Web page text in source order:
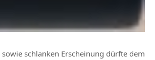
schlanken Erscheinung dürfte dem